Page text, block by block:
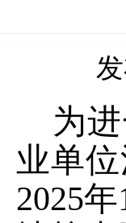
为
业单
2025年